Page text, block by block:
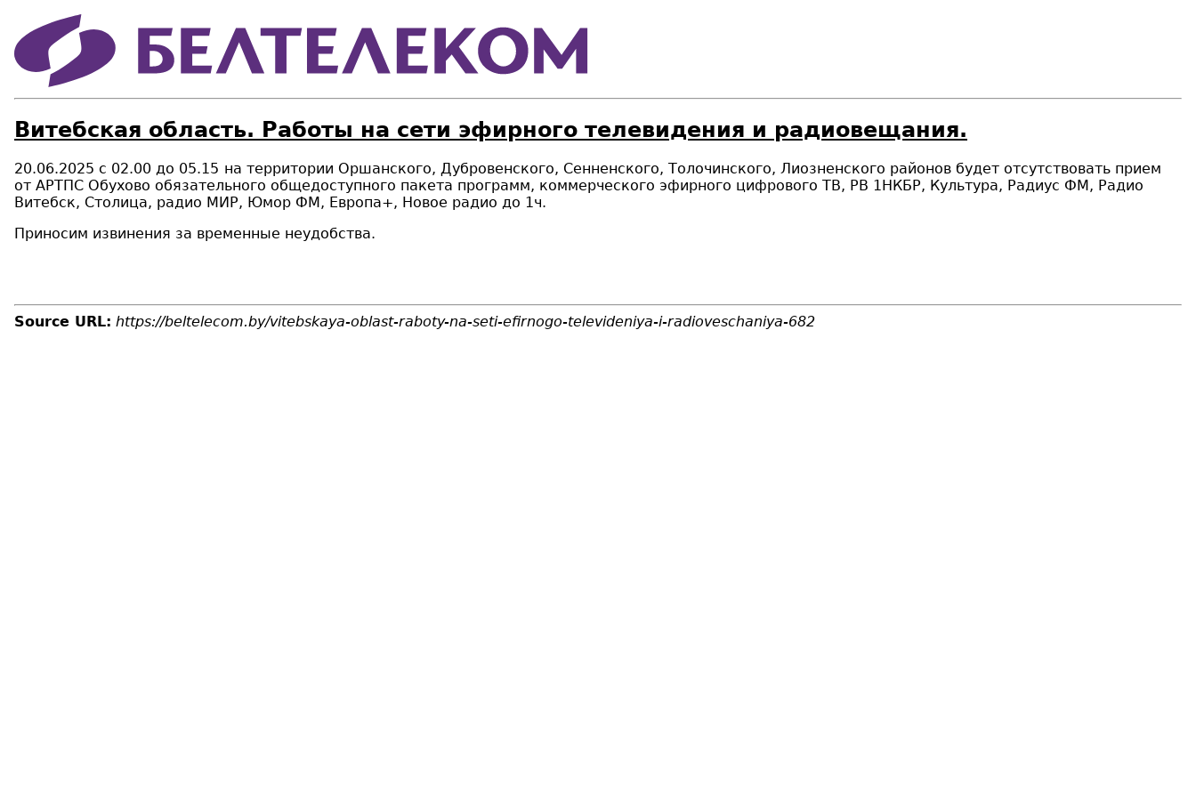
Витебская область. Работы на сети эфирного телевидения и радиовещания.
20.06.2025 с 02.00 до 05.15 на территории Оршанского, Дубровенского, Сенненского, Толочинского, Лиозненского районов будет отсутствовать прием
от АРТПС Обухово обязательного общедоступного пакета программ, коммерческого эфирного цифрового ТВ, РВ 1НКБР, Культура, Радиус ФМ, Радио
Витебск, Столица, радио МИР, Юмор ФМ, Европа+, Новое радио до 1ч.
Приносим извинения за временные неудобства.
Source URL: https://beltelecom.by/vitebskaya-oblast-raboty-na-seti-efirnogo-televideniya-i-radioveschaniya-682